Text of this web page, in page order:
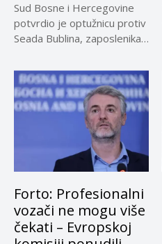
Sud Bosne i Hercegovine
potvrdio je optužnicu protiv
Seada Bublina, zaposlenika
Forto: Profesionalni
vozači ne mogu više
čekati – Evropskoj